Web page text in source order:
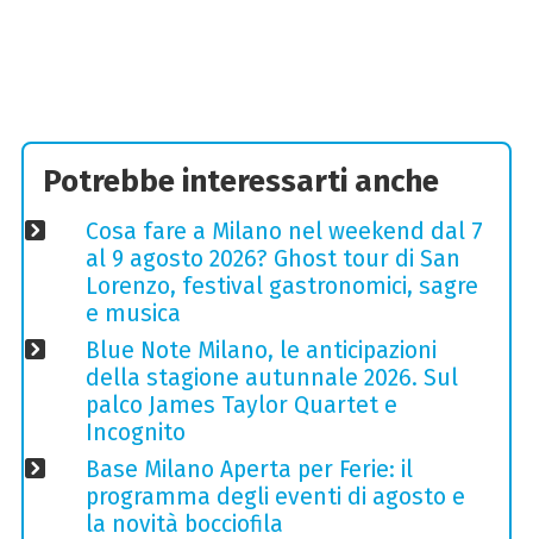
Potrebbe interessarti anche
Cosa fare a Milano nel weekend dal 7
al 9 agosto 2026? Ghost tour di San
Lorenzo, festival gastronomici, sagre
e musica
Blue Note Milano, le anticipazioni
della stagione autunnale 2026. Sul
palco James Taylor Quartet e
Incognito
Base Milano Aperta per Ferie: il
programma degli eventi di agosto e
la novità bocciofila